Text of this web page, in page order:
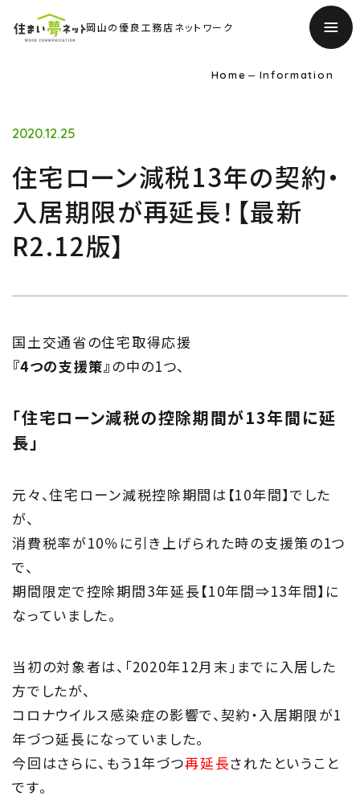
岡山の優良工務店ネットワーク
TOP
トップページ
About
住まい夢ネットとは
Concept
私たちの目指す家づくり
住まい夢ネット加盟工務店
Project
私たちの取り組み
Information
Home Information
2020.12.25
住宅ローン減税13年の契約・
入居期限が再延長！【最新
R2.12版】
国土交通省の住宅取得応援
『4つの支援策』の中の1つ、
「住宅ローン減税の控除期間が13年間に延
長」
元々、住宅ローン減税控除期間は【10年間】でした
が、
消費税率が10％に引き上げられた時の支援策の1つ
で、
期間限定で控除期間3年延長【10年間⇒13年間】に
なっていました。
当初の対象者は、「2020年12月末」までに入居した
方でしたが、
コロナウイルス感染症の影響で、契約・入居期限が1
年づつ延長になっていました。
今回はさらに、もう1年づつ再延長されたということ
です。